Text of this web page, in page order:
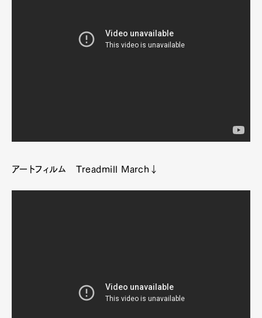
アートフィルム Treadmill March↓